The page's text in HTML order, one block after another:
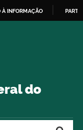
À INFORMAÇÃO
do